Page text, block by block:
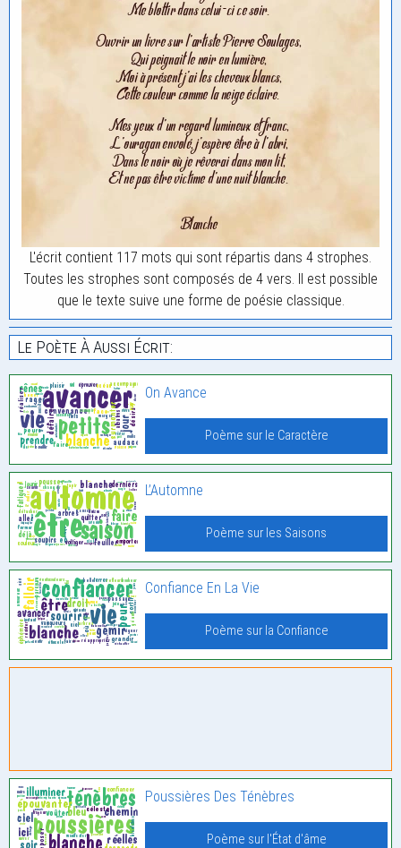
L'écrit contient 117 mots qui sont répartis dans 4 strophes.
Toutes les strophes sont composés de 4 vers. Il est possible
que le texte suive une forme de poésie classique.
Le Poète À Aussi Écrit:
On Avance
Poème sur le Caractère
L’Automne
Poème sur les Saisons
Confiance En La Vie
Poème sur la Confiance
Poussières Des Ténèbres
Poème sur l'État d'âme